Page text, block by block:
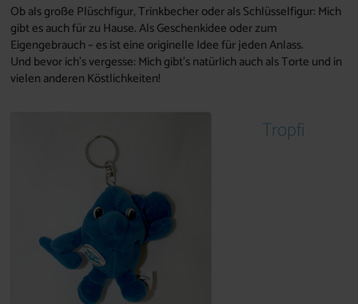
Ob als große Plüschfigur, Trinkbecher oder als Schlüsselfigur: Mich
gibt es auch für zu Hause. Als Geschenkidee oder zum
Eigengebrauch – es ist eine originelle Idee für jeden Anlass.
Und bevor ich's vergesse: Mich gibt's natürlich auch als Torte und in
vielen anderen Köstlichkeiten!
Tropfi